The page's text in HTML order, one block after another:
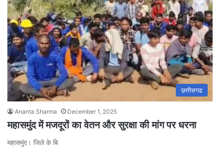
छत्तीसगढ
Ananta Sharma December 1, 2025
महासमुंद में मजदूरों का वेतन और सुरक्षा की मांग पर धरना
महासमुंद। जिले के बि